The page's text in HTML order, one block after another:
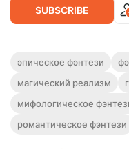
SUBSCRIBE
Аудиокнига
| Книга 1
Полная версия.
рекламы и любых
эпическое фэнтези
магический реализм
мифологическое
романтическое фэнтези